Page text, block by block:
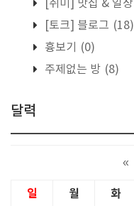
[취미] 맛집 & 일상
[토크] 블로그 (18)
흉보기
(0)
주제없는 방 (8)
달력
«
일 월 화